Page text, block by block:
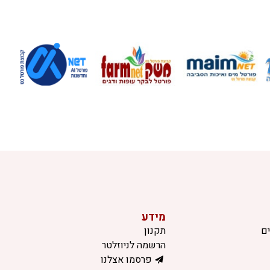
מידע
תקנון
הרשמה לניוזלטר
פרסמו אצלנו